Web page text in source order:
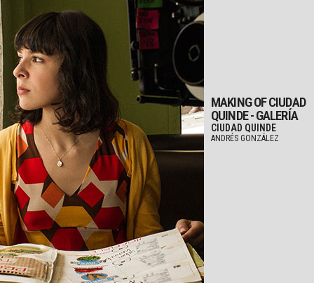
MAKING OF CIUDAD
QUINDE - GALERÍA
CIUDAD QUINDE
ANDRÉS GONZÁLEZ